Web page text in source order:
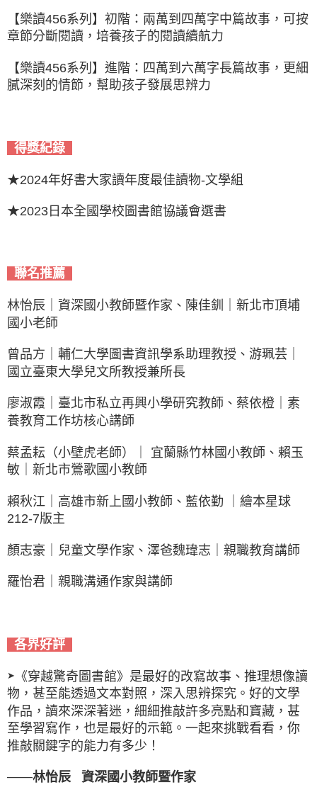
【樂讀456系列】初階：兩萬到四萬字中篇故事，可按
章節分斷閱讀，培養孩子的閱讀續航力
【樂讀456系列】進階：四萬到六萬字長篇故事，更細
膩深刻的情節，幫助孩子發展思辨力
得獎紀錄
★2024年好書大家讀年度最佳讀物-文學組
★2023日本全國學校圖書館協議會選書
聯名推薦
林怡辰｜資深國小教師暨作家、陳佳釧｜新北市頂埔
國小老師
曾品方｜輔仁大學圖書資訊學系助理教授、游珮芸｜
國立臺東大學兒文所教授兼所長
廖淑霞｜臺北市私立再興小學研究教師、蔡依橙｜素
養教育工作坊核心講師
蔡孟耘（小壁虎老師）｜ 宜蘭縣竹林國小教師、賴玉
敏｜新北市鶯歌國小教師
賴秋江｜高雄市新上國小教師、藍依勤 ｜繪本星球
212-7版主
顏志豪｜兒童文學作家、澤爸魏瑋志｜親職教育講師
羅怡君｜親職溝通作家與講師
各界好評
➤
《穿越驚奇圖書館》是最好的改寫故事、推理想像讀
物，甚至能透過文本對照，深入思辨探究。好的文學
作品，讀來深深著迷，細細推敲許多亮點和寶藏，甚
至學習寫作，也是最好的示範。一起來挑戰看看，你
推敲關鍵字的能力有多少！
——林怡辰 資深國小教師暨作家